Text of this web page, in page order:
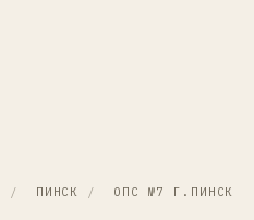
/ ПИНСК / ОПС №7 Г.ПИНСК